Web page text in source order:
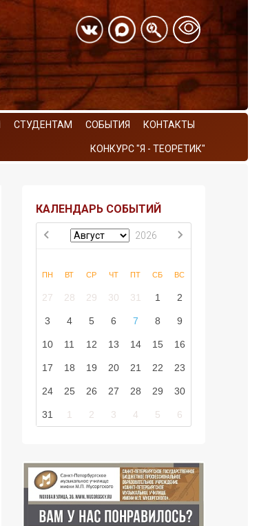
СТУДЕНТАМ СОБЫТИЯ КОНТАКТЫ
КОНКУРС "Я - ТЕОРЕТИК"
КАЛЕНДАРЬ СОБЫТИЙ
2026
ПН ВТ СР ЧТ ПТ СБ ВС
27 28 29 30 31 1 2
3 4 5 6 7 8 9
10 11 12 13 14 15 16
17 18 19 20 21 22 23
24 25 26 27 28 29 30
31 1 2 3 4 5 6